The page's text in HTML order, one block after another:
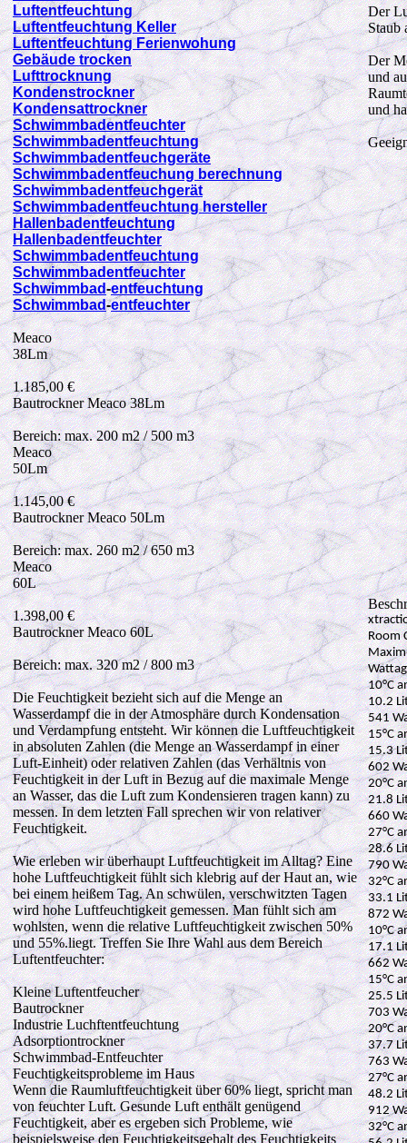
Luftentfeuchtung
Luftentfeuchtung Keller
Luftentfeuchtung Ferienwohung
Gebäude trocken
Lufttrocknung
Kondenstrockner
Kondensattrockner
Schwimmbadentfeuchter
Schwimmbadentfeuchtung
Schwimmbadentfeuchgeräte
Schwimmbadentfeuchung berechnung
Schwimmbadentfeuchgerät
Schwimmbadentfeuchtung hersteller
Hallenbadentfeuchtung
Hallenbadentfeuchter
Schwimmbadentfeuchtung
Schwimmbadentfeuchter
Schwimmbad-entfeuchtung
Schwimmbad-entfeuchter
Meaco
38Lm
1.185,00 €
Bautrockner Meaco 38Lm
Bereich: max. 200 m2 / 500 m3
Meaco
50Lm
1.145,00 €
Bautrockner Meaco 50Lm
Bereich: max. 260 m2 / 650 m3
Meaco
60L
1.398,00 €
Bautrockner Meaco 60L
Bereich: max. 320 m2 / 800 m3
Die Feuchtigkeit bezieht sich auf die Menge an
Wasserdampf die in der Atmosphäre durch Kondensation
und Verdampfung entsteht. Wir können die Luftfeuchtigkeit
in absoluten Zahlen (die Menge an Wasserdampf in einer
Luft-Einheit) oder relativen Zahlen (das Verhältnis von
Feuchtigkeit in der Luft in Bezug auf die maximale Menge
an Wasser, das die Luft zum Kondensieren tragen kann) zu
messen. In dem letzten Fall sprechen wir von relativer
Feuchtigkeit.
Wie erleben wir überhaupt Luftfeuchtigkeit im Alltag? Eine
hohe Luftfeuchtigkeit fühlt sich klebrig auf der Haut an, wie
bei einem heißem Tag. An schwülen, verschwitzten Tagen
wird hohe Luftfeuchtigkeit gemessen. Man fühlt sich am
wohlsten, wenn die relative Luftfeuchtigkeit zwischen 50%
und 55%.liegt. Treffen Sie Ihre Wahl aus dem Bereich
Luftentfeuchter:
Kleine Luftentfeucher
Bautrockner
Industrie Luchftentfeuchtung
Adsorptiontrockner
Schwimmbad-Entfeuchter
Feuchtigkeitsprobleme im Haus
Wenn die Raumluftfeuchtigkeit über 60% liegt, spricht man
von feuchter Luft. Gesunde Luft enthält genügend
Feuchtigkeit, aber es ergeben sich Probleme, wie
beispielsweise den Feuchtigkeitsgehalt des Feuchtigkeits
Der
Staub
Der
und
und
Room
10°C
10.2
541
15°C
15.3
602
20°C
21.8
660
27°C
28.6
790
32°C
33.1
872
10°C
17.1
662
15°C
25.5
703
20°C
37.7
763
27°C
48.2
912
32°C